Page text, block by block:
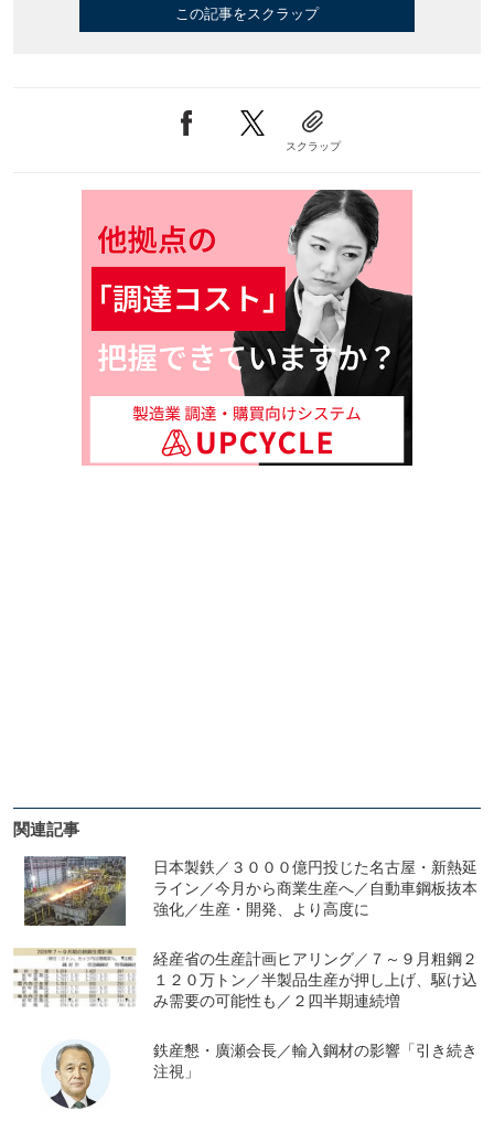
この記事をスクラップ
スクラップ
関連記事
日本製鉄／３０００億円投じた名古屋・新熱延
ライン／今月から商業生産へ／自動車鋼板抜本
強化／生産・開発、より高度に
経産省の生産計画ヒアリング／７～９月粗鋼２
１２０万トン／半製品生産が押し上げ、駆け込
み需要の可能性も／２四半期連続増
鉄産懇・廣瀬会長／輸入鋼材の影響「引き続き
注視」